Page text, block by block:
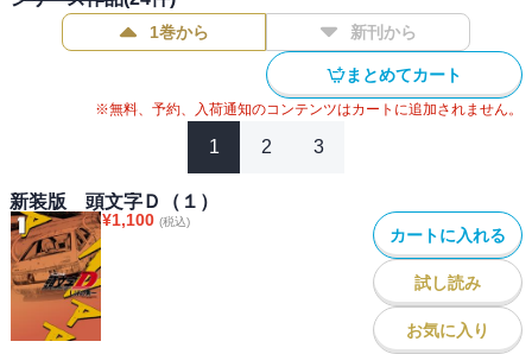
1巻から 新刊から
まとめてカート
※無料、予約、入荷通知のコンテンツはカートに追加されません。
1 2 3
新装版 頭文字Ｄ（１）
¥1,100 (税込)
カートに入れる
試し読み
お気に入り